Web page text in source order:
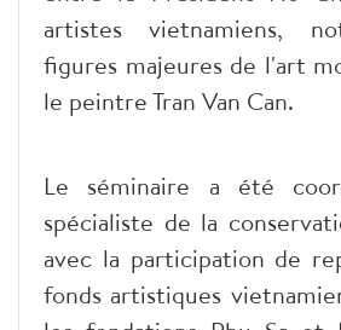
artistes vietnamiens,
figures majeures de l'art
le peintre Tran Van Can.
Le séminaire a été
spécialiste de la
avec la participation de
fonds artistiques